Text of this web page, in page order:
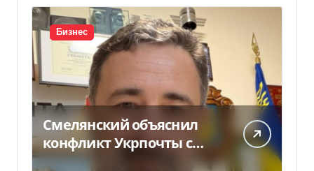
Бизнес
Смелянский объяснил
конфликт Укрпочты с
НБУ из-за платежек